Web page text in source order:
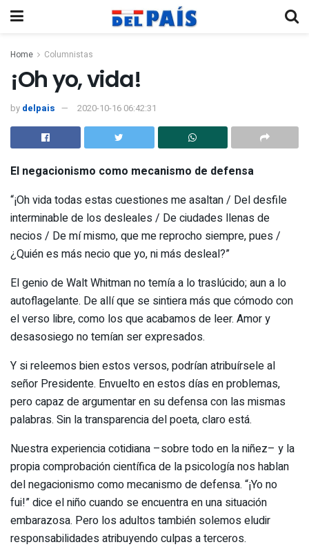
Home Columnistas
¡Oh yo, vida!
by delpais 2020-10-16 06:42:31
El negacionismo como mecanismo de defensa
“¡Oh vida todas estas cuestiones me asaltan / Del desfile
interminable de los desleales / De ciudades llenas de
necios / De mí mismo, que me reprocho siempre, pues /
¿Quién es más necio que yo, ni más desleal?”
El genio de Walt Whitman no temía a lo traslúcido; aun a lo
autoflagelante. De allí que se sintiera más que cómodo con
el verso libre, como los que acabamos de leer. Amor y
desasosiego no temían ser expresados.
Y si releemos bien estos versos, podrían atribuírsele al
señor Presidente. Envuelto en estos días en problemas,
pero capaz de argumentar en su defensa con las mismas
palabras. Sin la transparencia del poeta, claro está.
Nuestra experiencia cotidiana –sobre todo en la niñez– y la
propia comprobación científica de la psicología nos hablan
del negacionismo como mecanismo de defensa. “¡Yo no
fui!” dice el niño cuando se encuentra en una situación
embarazosa. Pero los adultos también solemos eludir
responsabilidades atribuyendo culpas a terceros.